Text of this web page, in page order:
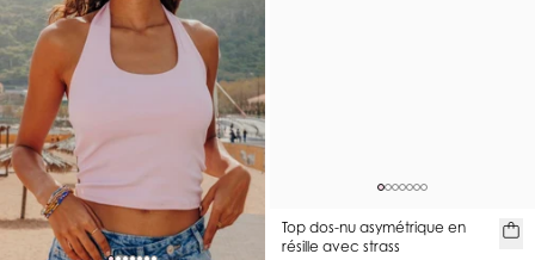
Top dos-nu asymétrique en
résille avec strass